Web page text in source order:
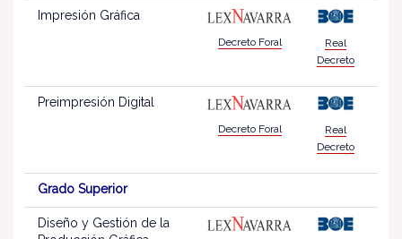
Impresión Gráfica
Decreto Foral
Real
Decreto
Preimpresión Digital
Decreto Foral
Real
Decreto
Grado Superior
Diseño y Gestión de la